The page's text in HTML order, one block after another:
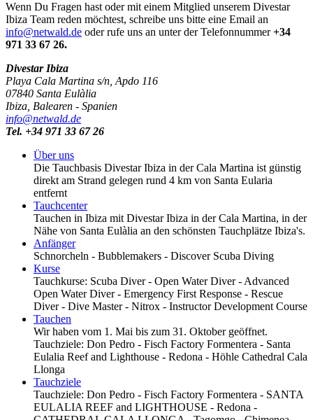
Wenn Du Fragen hast oder mit einem Mitglied unserem Divestar
Ibiza Team reden möchtest, schreibe uns bitte eine Email an
info@netwald.de oder rufe uns an unter der Telefonnummer+34
971 33 67 26.
Divestar Ibiza
Playa Cala Martina s/n, Apdo 116
07840 Santa Eulàlia
Ibiza Balearen - Spanien
info@netwald.de
Tel. +34 971 33 67 26
Über uns
Die Tauchbasis Divestar Ibiza in der Cala Martina ist günstig
direkt am Strand gelegen rund 4 km von Santa Eularia
entfernt
Tauchcenter
Tauchen in Ibiza mit Divestar Ibiza in der Cala Martina, in der
Nähe von Santa Eulàlia an den schönsten Tauchplätze Ibiza's.
Anfänger
Schnorcheln - Bubblemakers - Discover Scuba Diving
Kurse
Tauchkurse: Scuba Diver - Open Water Diver - Advanced
Open Water Diver - Emergency First Response - Rescue
Diver - Dive Master - Nitrox - Instructor Development Course
Tauchen
Wir haben vom 1. Mai bis zum 31. Oktober geöffnet.
Tauchziele: Don Pedro - Fisch Factory Formentera - Santa
Eulalia Reef and Lighthouse - Redona - Höhle Cathedral Cala
Llonga
Tauchziele
Tauchziele: Don Pedro - Fisch Factory Formentera - SANTA
EULALIA REEF and LIGHTHOUSE - Redona -